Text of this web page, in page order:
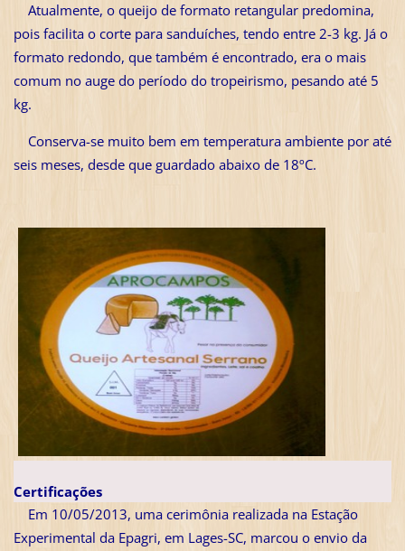
Atualmente, o queijo de formato retangular predomina,
pois facilita o corte para sanduíches, tendo entre 2-3 kg. Já o
formato redondo, que também é encontrado, era o mais
comum no auge do período do tropeirismo, pesando até 5
kg.
Conserva-se muito bem em temperatura ambiente por até
seis meses, desde que guardado abaixo de 18ºC.
Certificações
Em 10/05/2013, uma cerimônia realizada na Estação
Experimental da Epagri, em Lages-SC, marcou o envio da